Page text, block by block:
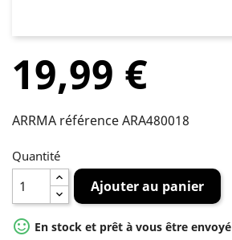
19,99 €
ARRMA référence ARA480018
Quantité
Ajouter au panier
 En stock et prêt à vous être envoyé